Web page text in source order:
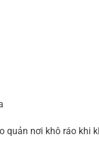
quản nơi khô ráo khi